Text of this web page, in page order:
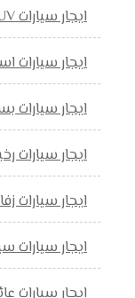
ايجار سيارات SUV
ايجار سيارات
ايجار سيارات
ايجار سيارات
ايجار سيارات
ايجار سيارات